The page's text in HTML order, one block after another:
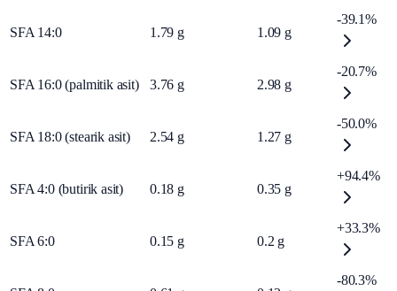
SFA 14:0 1.79 g 1.09 g
-39.1%
SFA 16:0 (palmitik asit) 3.76 g 2.98 g
-20.7%
SFA 18:0 (stearik asit) 2.54 g 1.27 g
-50.0%
SFA 4:0 (butirik asit) 0.18 g 0.35 g
+94.4%
SFA 6:0 0.15 g 0.2 g
+33.3%
-80.3%